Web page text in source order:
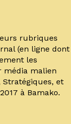
rubriques
(en ligne dont
les
média malien
Stratégiques, et
à Bamako.